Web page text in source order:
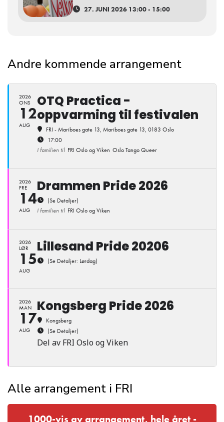
27. JUNI 2026 13:00 - 15:00
Andre kommende arrangement
2026
ONS
12
AUG
OTQ Practica -
oppvarming til festivalen
FRI - Mariboes gate 13, Mariboes gate 13, 0183 Oslo
17:00
I familien til FRI Oslo og Viken Oslo Tango Queer
2026
FRE
14
AUG
Drammen Pride 2026
(Se Detaljer)
I familien til FRI Oslo og Viken
2026
LØR
15
AUG
Lillesand Pride 20206
(Se Detaljer: Lørdag)
2026
MAN
17
AUG
Kongsberg Pride 2026
Kongsberg
(Se Detaljer)
Del av FRI Oslo og Viken
Alle arrangement i FRI
1000-vis av arrangement, hele året -